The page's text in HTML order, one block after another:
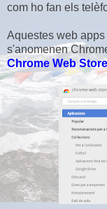
com ho fan els
Aquestes web
s'anomenen
Chrome Web Store